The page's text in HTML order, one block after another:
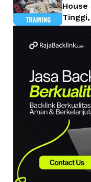
House